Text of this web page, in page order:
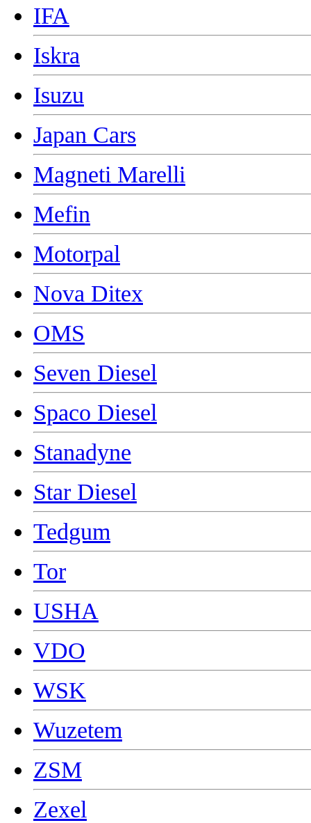
IFA
Iskra
Isuzu
Japan Cars
Magneti Marelli
Mefin
Motorpal
Nova Ditex
OMS
Seven Diesel
Spaco Diesel
Stanadyne
Star Diesel
Tedgum
Tor
USHA
VDO
WSK
Wuzetem
ZSM
Zexel